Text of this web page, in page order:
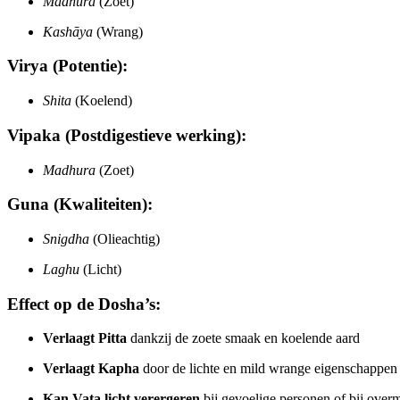
Kashāya (Wrang)
Virya (Potentie):
Shita (Koelend)
Vipaka (Postdigestieve werking):
Madhura (Zoet)
Guna (Kwaliteiten):
Snigdha (Olieachtig)
Laghu (Licht)
Effect op de Dosha’s:
Verlaagt Pitta dankzij de zoete smaak en koelende aard
Verlaagt Kapha door de lichte en mild wrange eigenschappen